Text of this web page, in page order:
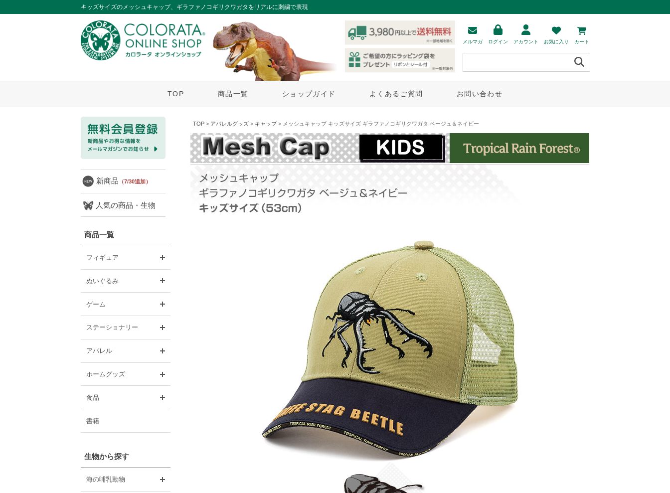
キッズサイズのメッシュキャップ、ギラファノコギリクワガタをリアルに刺繍で表現
メルマガ ログイン アカウント お気に入り カート
TOP 商品一覧 ショップガイド よくあるご質問 お問い合わせ
新商品 （7/30追加）
人気の商品・生物
商品一覧
フィギュア
ぬいぐるみ
ゲーム
ステーショナリー
アパレル
ホームグッズ
食品
書籍
生物から探す
海の哺乳動物
TOP > アパレルグッズ > キャップ> メッシュキャップ キッズサイズ ギラファノコギリクワガタ ベージュ＆ネイビー